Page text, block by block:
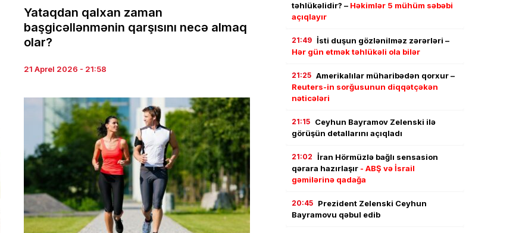
Yataqdan qalxan zaman
başgicəllənmənin qarşısını necə almaq
olar?
21 Aprel 2026 - 21:58
təhlükəlidir? – Həkimlər 5 mühüm səbəbi
açıqlayır
21:49 İsti duşun gözlənilməz zərərləri –
Hər gün etmək təhlükəli ola bilər
21:25 Amerikalılar müharibədən qorxur –
Reuters-in sorğusunun diqqətçəkən
nəticələri
21:15 Ceyhun Bayramov Zelenski ilə
görüşün detallarını açıqladı
21:02 İran Hörmüzlə bağlı sensasion
qərara hazırlaşır - ABŞ və İsrail
gəmilərinə qadağa
20:45 Prezident Zelenski Ceyhun
Bayramovu qəbul edib